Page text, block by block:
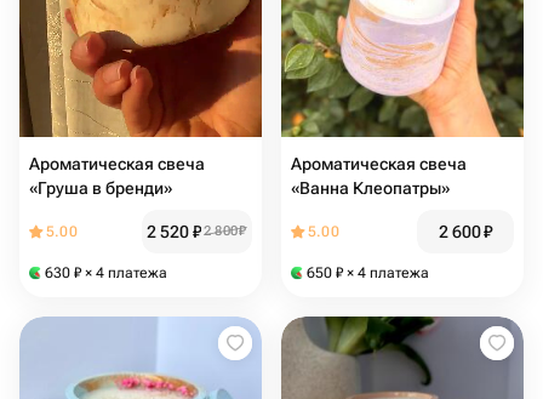
Ароматическая свеча
«Груша в бренди»
5.00 2 520₽2 800₽
630 ₽ × 4 платежа
Ароматическая свеча
«Ванна Клеопатры»
5.00 2 600₽
650 ₽ × 4 платежа